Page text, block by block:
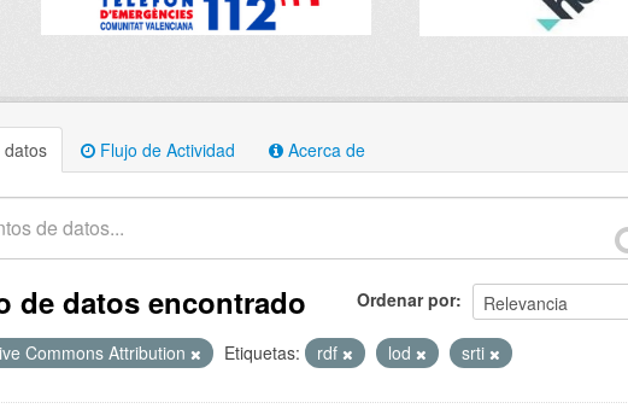
datos Flujo de Actividad Acerca de
Ordenar por
de datos encontrado
Commons Attribution Etiquetas: rdf lod srti